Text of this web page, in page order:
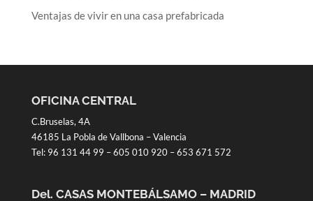
Ventajas de vivir en una casa prefabricada
OFICINA CENTRAL
C.Bruselas, 4A
46185 La Pobla de Vallbona – Valencia
Tel: 96 131 44 99 –605 010 920–653 671 572
Del. CASAS MONTEBÁLSAMO – MADRID